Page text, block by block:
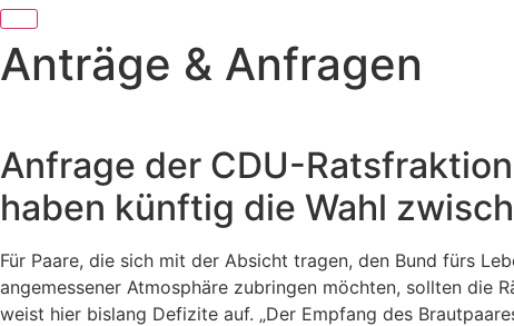
Anträge & Anfragen
Anfrage der CDU-
haben künftig die Wahl
Für Paare, die sich mit der Absicht tragen, den Bund fürs
angemessener Atmosphäre zubringen möchten, sollten die
weist hier bislang Defizite auf. „Der Empfang des